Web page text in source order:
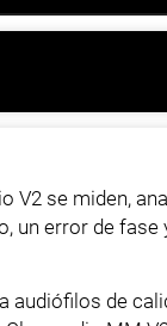
V2 se miden,
un error de
audiófilos de